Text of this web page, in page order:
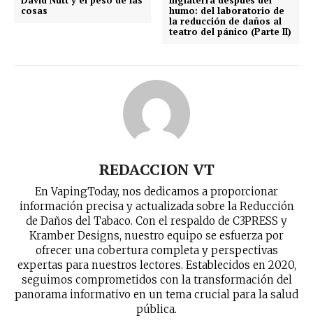
No te pierdas de las
últimas noticias
Suscríbete a nuestro boletín diario y
recibe todas las noticias del vapeo y la
reducción de daños en tu correo
electrónico.
Subscribe to our daily clipping and
cosas
humo: del laboratorio de
la reducción de daños al
teatro del pánico (Parte II)
REDACCION VT
En VapingToday, nos dedicamos a proporcionar
información precisa y actualizada sobre la Reducción
de Daños del Tabaco. Con el respaldo de C3PRESS y
Kramber Designs, nuestro equipo se esfuerza por
ofrecer una cobertura completa y perspectivas
expertas para nuestros lectores. Establecidos en 2020,
seguimos comprometidos con la transformación del
panorama informativo en un tema crucial para la salud
pública.